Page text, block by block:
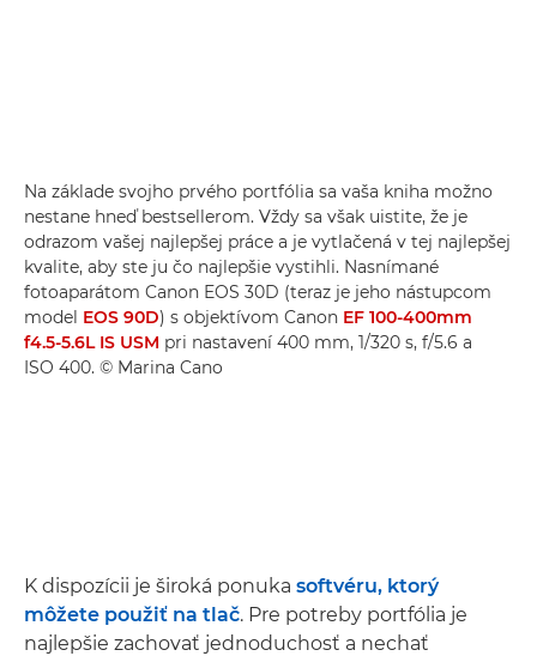
Na základe svojho prvého portfólia sa vaša kniha možno
nestane hneď bestsellerom. Vždy sa však uistite, že je
odrazom vašej najlepšej práce a je vytlačená v tej najlepšej
kvalite, aby ste ju čo najlepšie vystihli. Nasnímané
fotoaparátom Canon EOS 30D (teraz je jeho nástupcom
model EOS 90D) s objektívom Canon EF 100-400mm
f4.5-5.6L IS USM pri nastavení 400 mm, 1/320 s, f/5.6 a
ISO 400. © Marina Cano
K dispozícii je široká ponuka softvéru, ktorý
môžete použiť na tlač. Pre potreby portfólia je
najlepšie zachovať jednoduchosť a nechať